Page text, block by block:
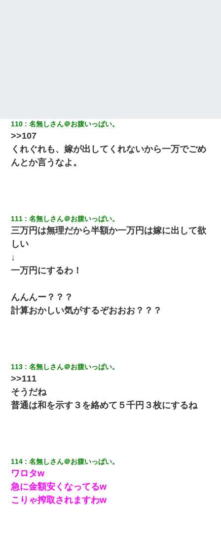
110 名無しさん＠お腹いっぱい。
>>107
くれぐれも、嫁が出してくれないから一万でごめ
んとか言うなよ。
111 名無しさん＠お腹いっぱい。
三万円は無理だから半額か一万円は嫁に出して欲
しい
↓
一万円にするわ！
んんんー？？？
計算おかしい気がするぞおおお？？？
113 名無しさん＠お腹いっぱい。
>>111
そうだね
普通は和を示す３を絡めて５千円３枚にするね
114 名無しさん＠お腹いっぱい。
ワロタw
急に金額安くなってるw
こりゃ搾取されますわw